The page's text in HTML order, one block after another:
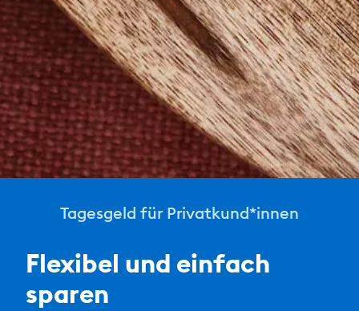
Tagesgeld für Privatkund*innen
Flexibel und einfach
sparen